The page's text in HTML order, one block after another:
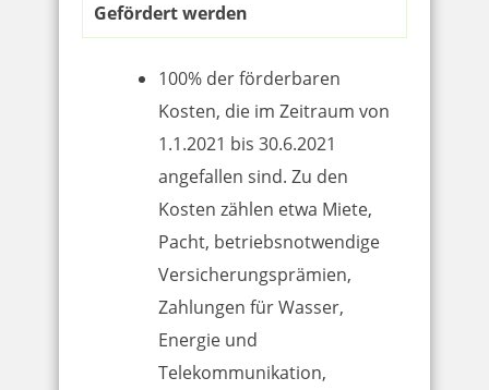
Gefördert werden
100% der förderbaren
Kosten, die im Zeitraum von
1.1.2021 bis 30.6.2021
angefallen sind. Zu den
Kosten zählen etwa Miete,
Pacht, betriebsnotwendige
Versicherungsprämien,
Zahlungen für Wasser,
Energie und
Telekommunikation,